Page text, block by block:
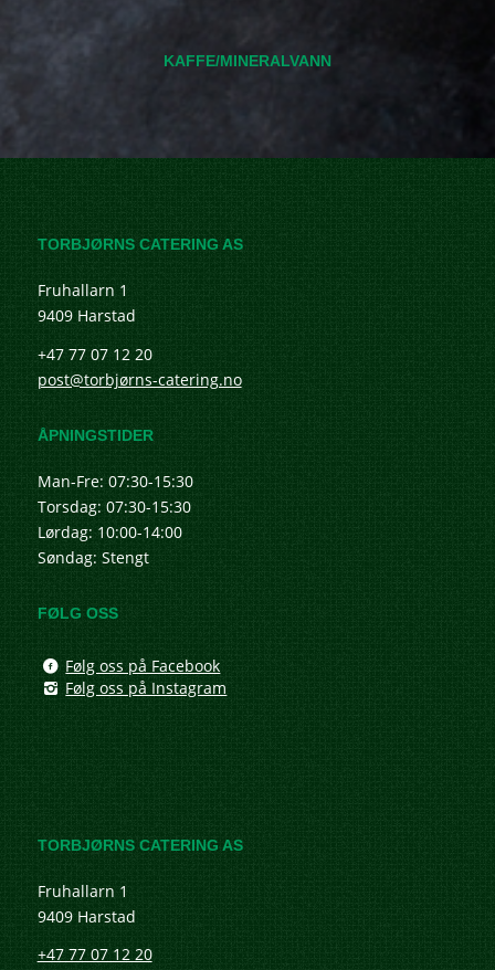
KAFFE/MINERALVANN
TORBJØRNS CATERING AS
Fruhallarn 1
9409 Harstad
+47 77 07 12 20
post@torbjørns-catering.no
ÅPNINGSTIDER
Man-Fre: 07:30-15:30
Torsdag: 07:30-15:30
Lørdag: 10:00-14:00
Søndag: Stengt
FØLG OSS
Følg oss på Facebook
Følg oss på Instagram
TORBJØRNS CATERING AS
Fruhallarn 1
9409 Harstad
+47 77 07 12 20